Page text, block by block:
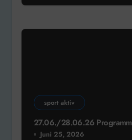
sport aktiv
27.06./28.06.26 Programm
Juni 25, 2026